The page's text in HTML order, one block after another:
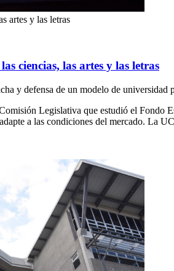
artes y las letras
ciencias, las artes y las letras
y defensa de un modelo de universidad
Legislativa que estudió el
a las condiciones del mercado. La